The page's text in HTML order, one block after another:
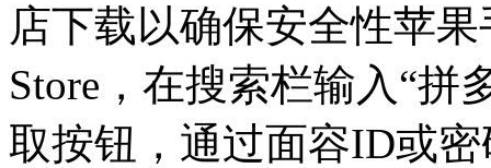
店下载以确保安全性苹
Store，在搜索栏输入“拼
取按钮，通过面容ID或